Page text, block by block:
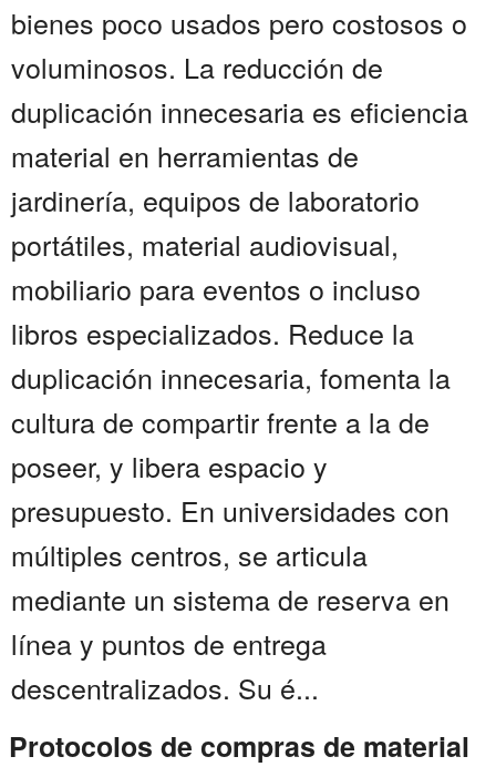
bienes poco usados pero costosos o
voluminosos. La reducción de
duplicación innecesaria es eficiencia
material en herramientas de
jardinería, equipos de laboratorio
portátiles, material audiovisual,
mobiliario para eventos o incluso
libros especializados. Reduce la
duplicación innecesaria, fomenta la
cultura de compartir frente a la de
poseer, y libera espacio y
presupuesto. En universidades con
múltiples centros, se articula
mediante un sistema de reserva en
línea y puntos de entrega
descentralizados. Su é...
Protocolos de compras de material